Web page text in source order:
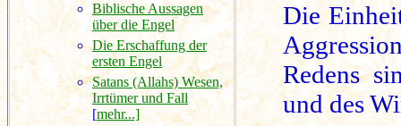
Biblische Aussagen
über die Engel
Die Erschaffung der
ersten Engel
Satans (Allahs) Wesen,
Irrtümer und Fall
[mehr...]
Die
Redens
und des